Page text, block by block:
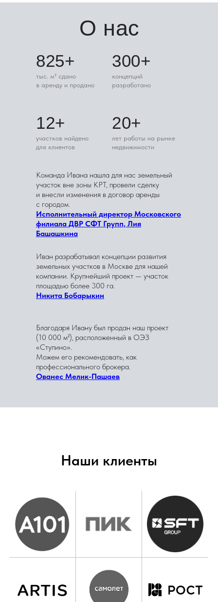
300+
концепций
разработано
20+
лет работы на рынке
недвижимости
12+
участков найдено
для клиентов
825+
тыс. м² сдано
в аренду и продано
Иван разрабатывал концепции развития
земельных участков в Москве для нашей
компании. Крупнейший проект — участок
площадью более 300 га.
Никита Бобарыкин
Команда Ивана нашла для нас земельный
участок вне зоны КРТ, провели сделку
и внесли изменения в договор аренды
с городом.
Исполнительный директор Московского
филиала ДВР СФТ Групп, Лия
Башашкина
Благодаря Ивану был продан наш проект
(10 000 м²), расположенный в ОЭЗ
«Ступино».
Можем его рекомендовать, как
профессионального брокера.
Ованес Мелик-Пашаев
О нас
Наши клиенты